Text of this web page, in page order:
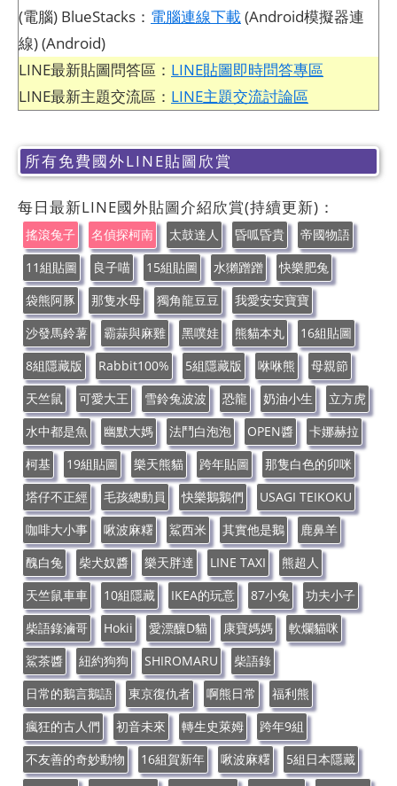
(電腦) BlueStacks： 電腦連線下載(Android模擬器連
線) (Android)
LINE最新貼圖問答區： LINE貼圖即時問答專區
LINE最新主題交流區： LINE主題交流討論區
所有免費國外LINE貼圖欣賞
每日最新LINE國外貼圖介紹欣賞(持續更新)：
搖滾兔子 名偵探柯南 太鼓達人 昏呱昏貴
帝國物語
11組貼圖
良子喵 15組貼圖 水獺蹭蹭
快樂肥兔
袋熊阿豚
那隻水母 獨角龍豆豆
我愛安安寶寶
沙發馬鈴薯
霸蒜與麻雞 黑噗娃 熊貓本丸
16組貼圖
8組隱藏版
Rabbit100% 5組隱藏版 咻咻熊
母親節
天竺鼠
可愛大王 雪鈴兔波波 恐龍 奶油小生
立方虎
水中都是魚
幽默大媽 法鬥白泡泡 OPEN醬
卡娜赫拉
柯基
19組貼圖 樂天熊貓 跨年貼圖
那隻白色的卯咪
塔仔不正經
毛孩總動員 快樂鵝鵝們
USAGI TEIKOKU
咖啡大小事
啾波麻糬 鯊西米 其實他是鵝
鹿鼻羊
醜白兔
柴犬奴醬 樂天胖達 LINE TAXI
熊超人
天竺鼠車車
10組隱藏 IKEA的玩意 87小兔
功夫小子
柴語錄滷哥
Hokii 愛漂釀D貓 康寶媽媽
軟爛貓咪
鯊茶醬
紐約狗狗 SHIROMARU
柴語錄
日常的鵝言鵝語
東京復仇者 啊熊日常
福利熊
瘋狂的古人們
初音未來 轉生史萊姆
跨年9組
不友善的奇妙動物
16組賀新年 啾波麻糬
5組日本隱藏